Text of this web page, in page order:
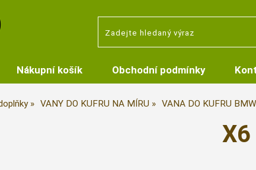
Nákupní košík Obchodní podmínky
VANY DO KUFRU NA MÍRU VANA DO KUFRU BMW
X6